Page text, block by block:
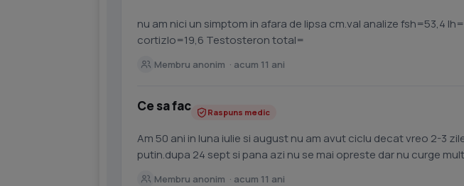
nu am nici un simptom in afara de lipsa cm.val analize fsh=53,4 lh=44,3 E2=42,6
cortizlo=19,6 Testosteron total=
Membru anonim · acum 11 ani
Ce sa fac Raspuns medic
Am 50 ani in luna iulie si august nu am avut ciclu decat vreo 2-3 zile ceva maroniu dar ff
putin.dupa 24 sept si pana azi nu se mai opreste dar nu curge
Membru anonim · acum 11 ani